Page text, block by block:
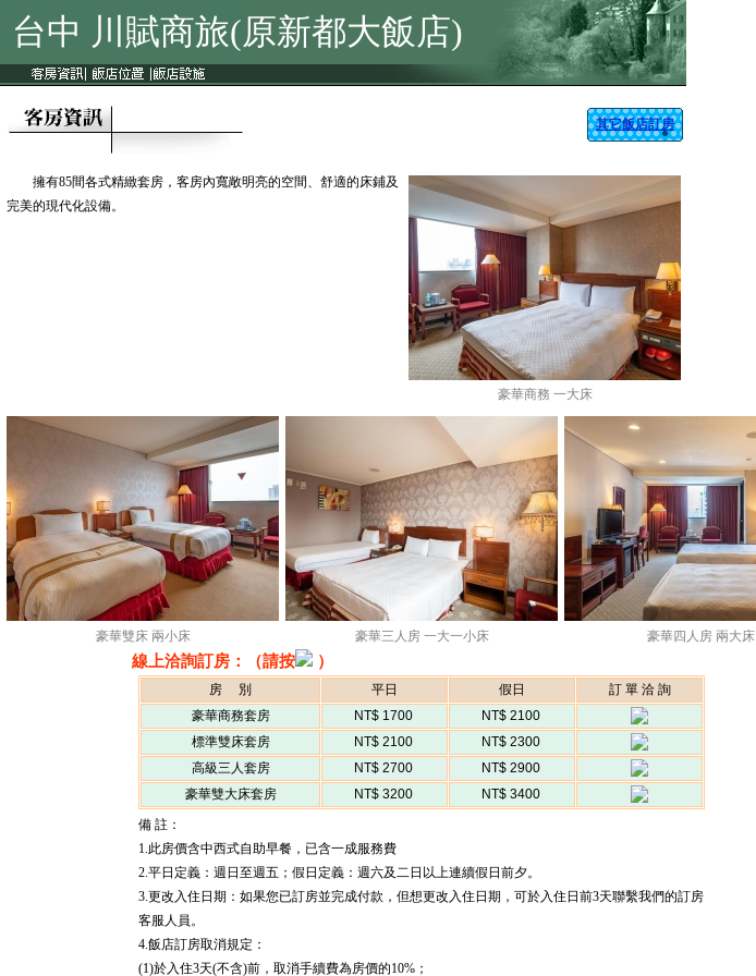
其它飯店訂房
豪華商務 一大床
擁有85間各式精緻套房，客房內寬敞明亮的空間、舒適的床鋪及
完美的現代化設備。
豪華雙床 兩小床 豪華三人房 一大一小床 豪華四人房 兩大床
線上洽詢訂房：（請按 ）
房 別 平日 假日
訂 單 洽 詢
豪華商務套房
NT$ 1700
NT$ 2100
標準雙床套房
NT$ 2100
NT$ 2300
高級三人套房
NT$ 2700
NT$ 2900
豪華雙大床套房
NT$ 3200
NT$ 3400
備 註：
1.此房價含中西式自助早餐，已含一成服務費
2.平日定義：週日至週五；假日定義：週六及二日以上連續假日前夕。
3.更改入住日期：如果您已訂房並完成付款，但想更改入住日期，可於入住日前3天聯繫我們的訂房
客服人員。
4.飯店訂房取消規定：
(1)於入住3天(不含)前，取消手續費為房價的10%；
台中 川賦商旅(原新都大飯店)